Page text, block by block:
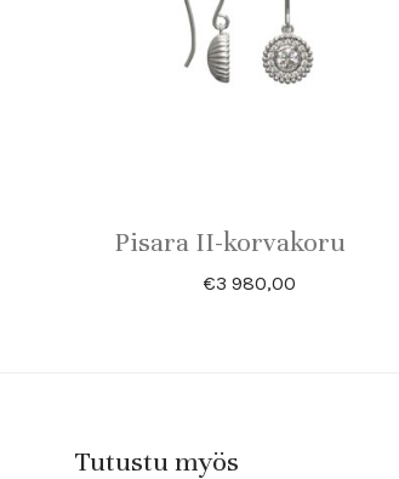
Pisara II-korvakoru
€3 980,00
Tutustu myös